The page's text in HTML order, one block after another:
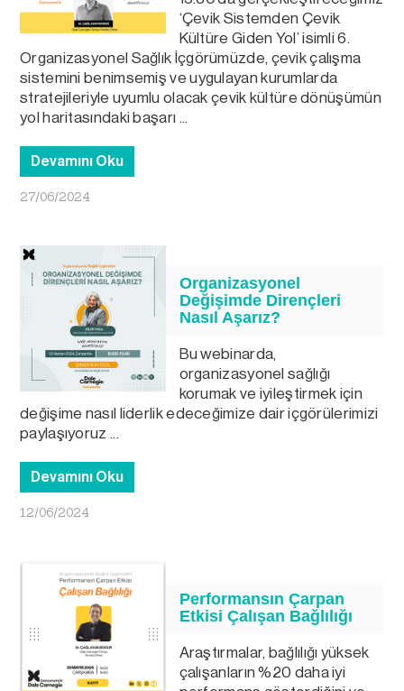
‘Çevik Sistemden Çevik
Kültüre Giden Yol’ isimli 6.
Organizasyonel Sağlık İçgörümüzde, çevik çalışma
sistemini benimsemiş ve uygulayan kurumlarda
stratejileriyle uyumlu olacak çevik kültüre dönüşümün
yol haritasındaki başarı ...
Devamını Oku
27/06/2024
Organizasyonel
Değişimde Dirençleri
Nasıl Aşarız?
Bu webinarda,
organizasyonel sağlığı
korumak ve iyileştirmek için
değişime nasıl liderlik edeceğimize dair içgörülerimizi
paylaşıyoruz ...
Devamını Oku
12/06/2024
Performansın Çarpan
Etkisi Çalışan Bağlılığı
Araştırmalar, bağlılığı yüksek
çalışanların %20 daha iyi